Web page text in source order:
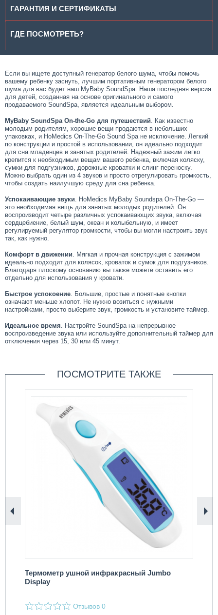
ГАРАНТИЯ И СЕРТИФИКАТЫ
ГДЕ ПОСМОТРЕТЬ?
Если вы ищете доступный генератор белого шума, чтобы помочь
вашему ребенку заснуть, лучшим портативным генератором белого
шума для вас будет наш MyBaby SoundSpa. Наша последняя версия
для детей, созданная на основе оригинального и самого
продаваемого SoundSpa, является идеальным выбором.
MyBaby SoundSpa On-the-Go для путешествий. Как известно
молодым родителям, хорошие вещи продаются в небольших
упаковках, и HoMedics On-The-Go Sound Spa не исключение. Легкий
по конструкции и простой в использовании, он идеально подходит
для сна младенцев и занятых родителей. Надежный зажим легко
крепится к необходимым вещам вашего ребенка, включая коляску,
сумки для подгузников, дорожные кроватки и слинг-переноску.
Можно выбрать один из 4 звуков и просто отрегулировать громкость,
чтобы создать наилучшую среду для сна ребенка.
Успокаивающие звуки. HoMedics MyBaby Soundspa On-The-Go —
это необходимая вещь для занятых молодых родителей. Он
воспроизводит четыре различных успокаивающих звука, включая
сердцебиение, белый шум, океан и колыбельную, и имеет
регулируемый регулятор громкости, чтобы вы могли настроить звук
так, как нужно.
Комфорт в движении . Мягкая и прочная конструкция с зажимом
идеально подходит для колясок, кроваток и сумок для подгузников.
Благодаря плоскому основанию вы также можете оставить его
отдельно для использования у кровати.
Быстрое успокоение . Большие, простые и понятные кнопки
означают меньше хлопот. Не нужно возиться с нужными
настройками, просто выберите звук, громкость и установите таймер.
Идеальное время . Настройте SoundSpa на непрерывное
воспроизведение звука или используйте дополнительный таймер для
отключения через 15, 30 или 45 минут.
ПОСМОТРИТЕ ТАКЖЕ
Термометр ушной инфракрасный Jumbo
Display
Отзывов 0
Назад